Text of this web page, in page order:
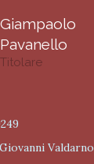
Giampaolo
Pavanello
Titolare
Valdarno